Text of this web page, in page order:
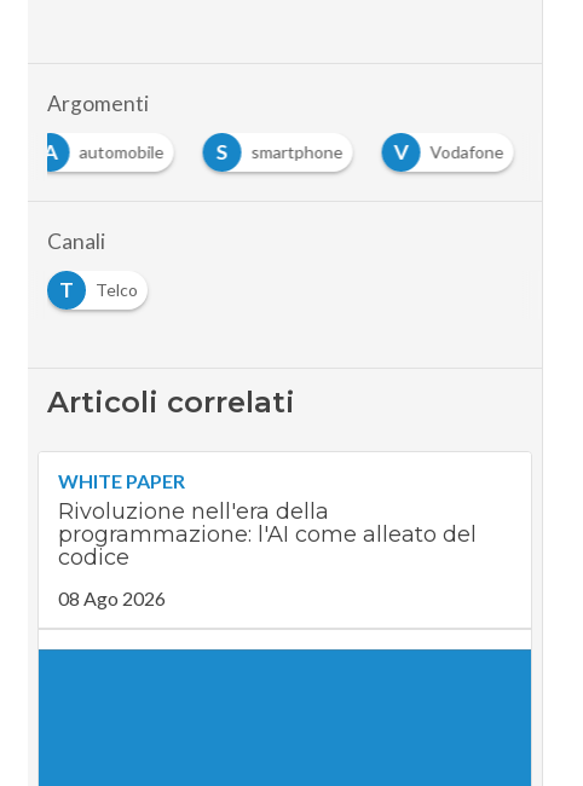
Argomenti
A
automobile S smartphone V
Vodafone
Canali
T
Telco
Articoli correlati
WHITE PAPER
Rivoluzione nell'era della
programmazione: l'AI come alleato del
codice
08 Ago 2026